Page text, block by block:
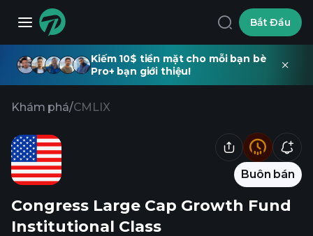
Bắt Đầu
Kiếm 10$ tiền mặt cho mỗi bạn bè
Pro+ bạn giới thiệu!
Khám phá/CMLIX
Buôn bán
Congress Large Cap Growth Fund
Institutional Class